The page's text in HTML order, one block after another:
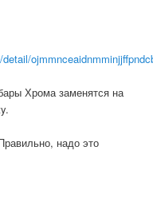
Хрома заменятся на
надо это